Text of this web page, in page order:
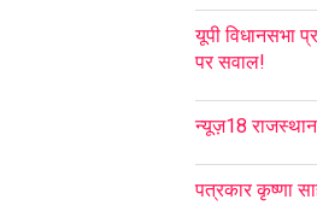
यूपी विधानसभा
पर सवाल!
न्यूज़18
पत्रकार कृष्णा